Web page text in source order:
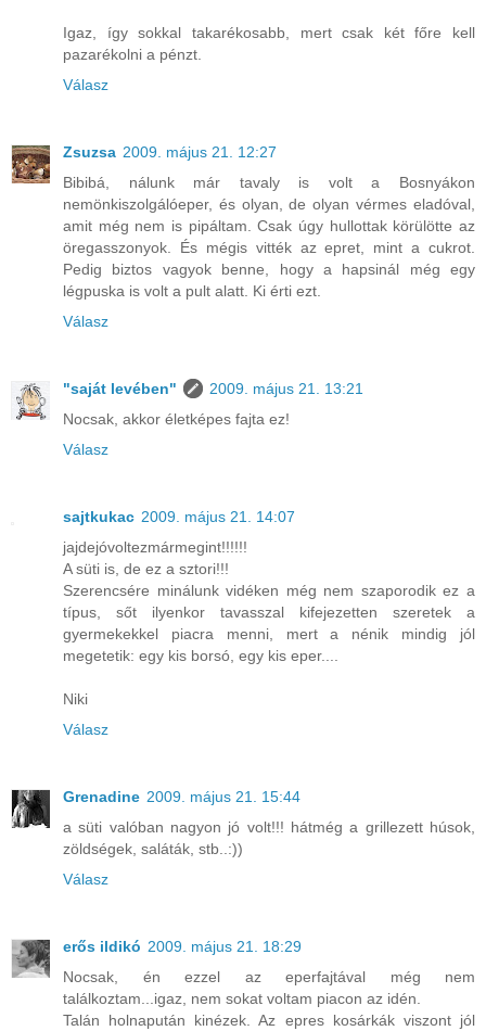
Igaz, így sokkal takarékosabb, mert csak két főre kell
pazarékolni a pénzt.
Válasz
Zsuzsa 2009. május 21. 12:27
Bibibá, nálunk már tavaly is volt a Bosnyákon
nemönkiszolgálóeper, és olyan, de olyan vérmes eladóval,
amit még nem is pipáltam. Csak úgy hullottak körülötte az
öregasszonyok. És mégis vitték az epret, mint a cukrot.
Pedig biztos vagyok benne, hogy a hapsinál még egy
légpuska is volt a pult alatt. Ki érti ezt.
Válasz
"saját levében"
2009. május 21. 13:21
Nocsak, akkor életképes fajta ez!
Válasz
sajtkukac 2009. május 21. 14:07
jajdejóvoltezmármegint!!!!!!
A süti is, de ez a sztori!!!
Szerencsére minálunk vidéken még nem szaporodik ez a
típus, sőt ilyenkor tavasszal kifejezetten szeretek a
gyermekekkel piacra menni, mert a nénik mindig jól
megetetik: egy kis borsó, egy kis eper....
Niki
Válasz
Grenadine 2009. május 21. 15:44
a süti valóban nagyon jó volt!!! hátmég a grillezett húsok,
zöldségek, saláták, stb..:))
Válasz
erős ildikó 2009. május 21. 18:29
Nocsak, én ezzel az eperfajtával még nem
találkoztam...igaz, nem sokat voltam piacon az idén.
Talán holnapután kinézek. Az epres kosárkák viszont jól